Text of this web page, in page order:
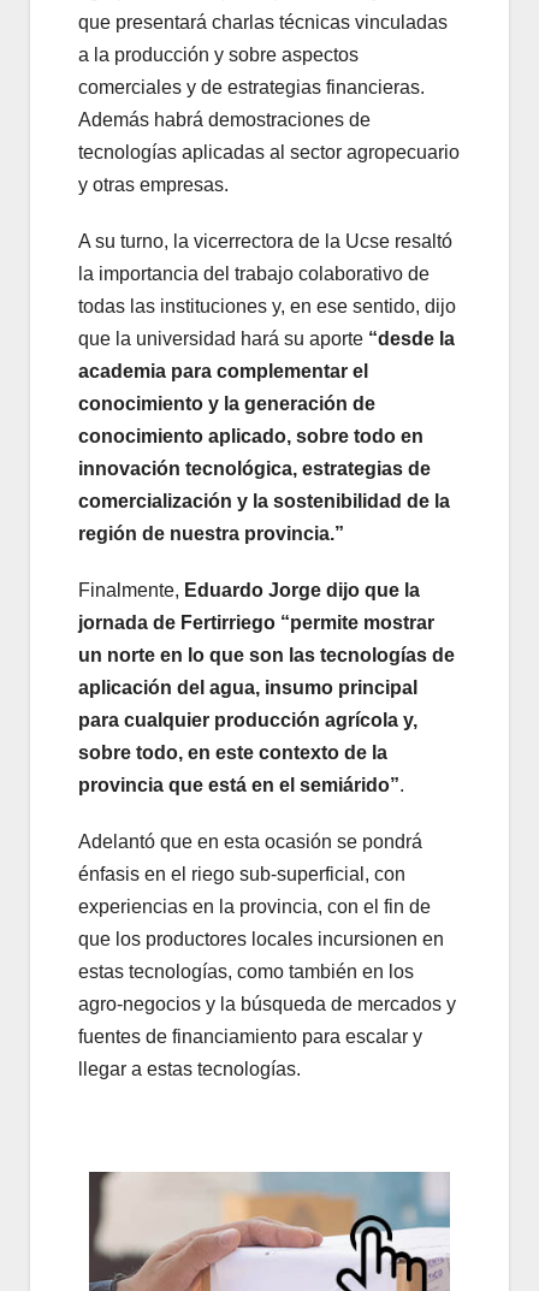
que presentará charlas técnicas vinculadas
a la producción y sobre aspectos
comerciales y de estrategias financieras.
Además habrá demostraciones de
tecnologías aplicadas al sector agropecuario
y otras empresas.
A su turno, la vicerrectora de la Ucse resaltó
la importancia del trabajo colaborativo de
todas las instituciones y, en ese sentido, dijo
que la universidad hará su aporte “desde la
academia para complementar el
conocimiento y la generación de
conocimiento aplicado, sobre todo en
innovación tecnológica, estrategias de
comercialización y la sostenibilidad de la
región de nuestra provincia.”
Finalmente, Eduardo Jorge dijo que la
jornada de Fertirriego “permite mostrar
un norte en lo que son las tecnologías de
aplicación del agua, insumo principal
para cualquier producción agrícola y,
sobre todo, en este contexto de la
provincia que está en el semiárido”.
Adelantó que en esta ocasión se pondrá
énfasis en el riego sub-superficial, con
experiencias en la provincia, con el fin de
que los productores locales incursionen en
estas tecnologías, como también en los
agro-negocios y la búsqueda de mercados y
fuentes de financiamiento para escalar y
llegar a estas tecnologías.